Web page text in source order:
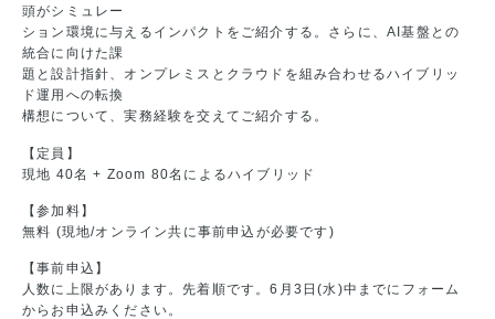
頭がシミュレー
ション環境に与えるインパクトをご紹介する。さらに、AI基盤との
統合に向けた課
題と設計指針、オンプレミスとクラウドを組み合わせるハイブリッ
ド運用への転換
構想について、実務経験を交えてご紹介する。
【定員】
現地 40名 + Zoom 80名によるハイブリッド
【参加料】
無料 (現地/オンライン共に事前申込が必要です)
【事前申込】
人数に上限があります。先着順です。6月3日(水)中までにフォーム
からお申込みください。